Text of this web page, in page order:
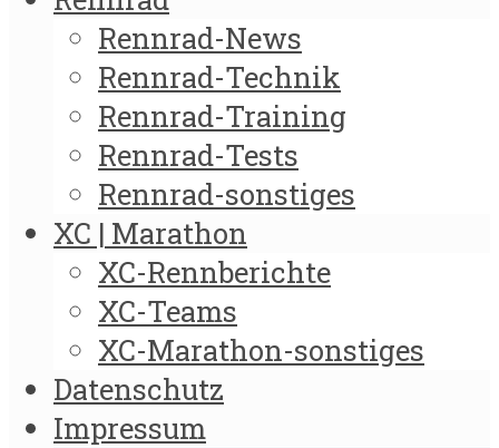
Rennrad-News
Rennrad-Technik
Rennrad-Training
Rennrad-Tests
Rennrad-sonstiges
XC | Marathon
XC-Rennberichte
XC-Teams
XC-Marathon-sonstiges
Datenschutz
Impressum